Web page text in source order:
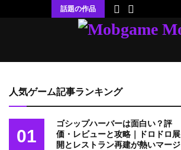
話題の作品
人気ゲーム記事ランキング
01
ゴシップハーバーは面白い？評
価・レビューと攻略｜ドロドロ展
開とレストラン再建が熱いマージ